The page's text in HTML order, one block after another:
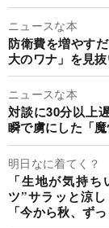
ニュースな本
防衛費を増やす
大のワナ」を見
ニュースな本
対談に30分以上
瞬で虜にした「
明日なに着てく？
「生地が気持
ツ”サラッと涼
「今から秋、ず